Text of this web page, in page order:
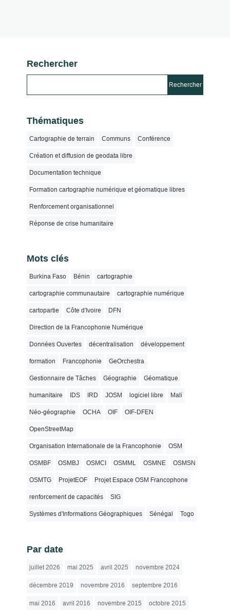
Rechercher
Thématiques
Cartographie de terrain Communs Conférence
Création et diffusion de geodata libre
Documentation technique
Formation cartographie numérique et géomatique libres
Renforcement organisationnel
Réponse de crise humanitaire
Mots clés
Burkina Faso Bénin cartographie
cartographie communautaire cartographie numérique
cartopartie Côte d'Ivoire DFN
Direction de la Francophonie Numérique
Données Ouvertes décentralisation développement
formation Francophonie GeOrchestra
Gestionnaire de Tâches Géographie Géomatique
humanitaire IDS IRD JOSM logiciel libre Mali
Néo-géographie OCHA OIF OIF-DFEN
OpenStreetMap
Organisation Internationale de la Francophonie OSM
OSMBF OSMBJ OSMCI OSMML OSMNE OSMSN
OSMTG ProjetEOF Projet Espace OSM Francophone
renforcement de capacités SIG
Systèmes d'Informations Géographiques Sénégal Togo
Par date
juillet 2026 mai 2025 avril 2025 novembre 2024
décembre 2019 novembre 2016 septembre 2016
mai 2016 avril 2016 novembre 2015 octobre 2015